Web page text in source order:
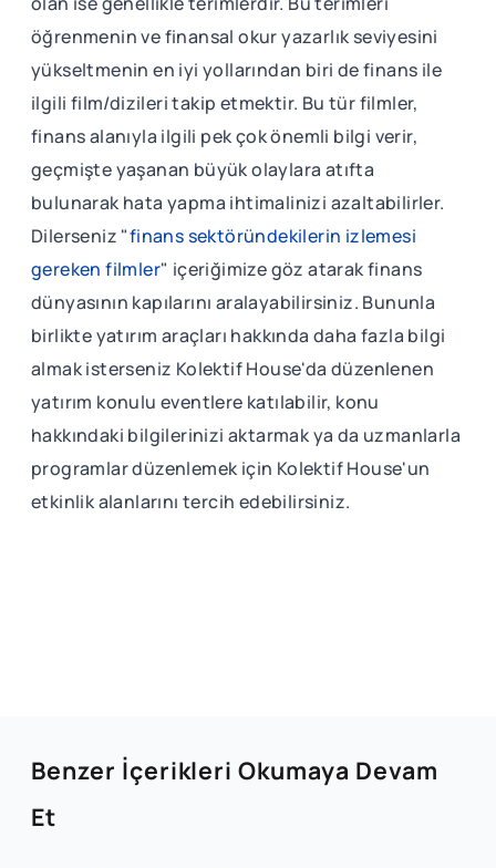
öğrenmenin ve finansal okur yazarlık seviyesini
yükseltmenin en iyi yollarından biri de finans ile
ilgili film/dizileri takip etmektir. Bu tür filmler,
finans alanıyla ilgili pek çok önemli bilgi verir,
geçmişte yaşanan büyük olaylara atıfta
bulunarak hata yapma ihtimalinizi azaltabilirler.
Dilerseniz "finans sektöründekilerin izlemesi
gereken filmler" içeriğimize göz atarak finans
dünyasının kapılarını aralayabilirsiniz. Bununla
birlikte yatırım araçları hakkında daha fazla bilgi
almak isterseniz Kolektif House'da düzenlenen
yatırım konulu eventlere katılabilir, konu
hakkındaki bilgilerinizi aktarmak ya da uzmanlarla
programlar düzenlemek için Kolektif House'un
etkinlik alanlarını tercih edebilirsiniz.
Benzer İçerikleri Okumaya Devam
Et